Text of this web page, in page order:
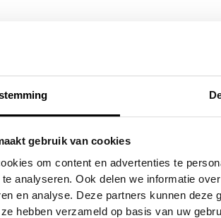
gebruik van cookies
om content en advertenties te
analyseren. Ook delen we informatie
en analyse. Deze partners kunnen
hebben verzameld op basis van uw
aclient-side exception has occurred while